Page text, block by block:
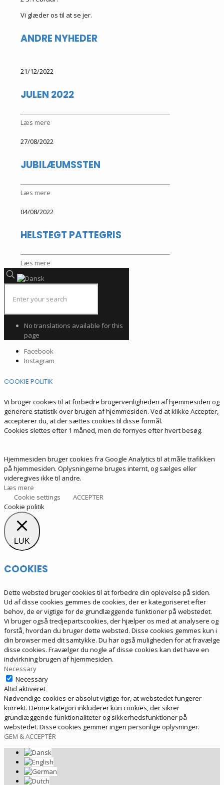
Vi glæder os til at se jer.
ANDRE NYHEDER
21/12/2022
JULEN 2022
Læs mere
27/08/2022
JUBILÆUMSSTEN
Læs mere
04/08/2022
HELSTEGT PATTEGRIS
Læs mere
No translations available for this
page
Facebook
Instagram
COOKIE POLITIK
Vi bruger cookies til at forbedre brugervenligheden af hjemmesiden og
generere statistik over brugen af hjemmesiden. Ved at klikke Accepter,
accepterer du, at der sættes cookies til disse formål.
Cookies slettes efter 1 måned, men de fornyes efter hvert besøg.
Hjemmesiden bruger cookies fra Google Analytics til at måle trafikken
på hjemmesiden. Oplysningerne bruges internt, og sælges eller
videregives ikke til andre.
Læs mere
Cookie settings
ACCEPTER
Cookie politik
LUK
COOKIES
Dette websted bruger cookies til at forbedre din oplevelse på siden.
Ud af disse cookies gemmes de cookies, der er kategoriseret efter
behov, de er vigtige for de grundlæggende funktioner på webstedet.
Vi bruger også tredjepartscookies, der hjælper os med at analysere og
forstå, hvordan du bruger dette websted. Disse cookies gemmes kun i
din browser med dit samtykke. Du har også muligheden for at fravælge
disse cookies. Fravælger du nogle af disse cookies kan det have en
indvirkning brugen af hjemmesiden.
Necessary
Necessary
Altid aktiveret
Nødvendige cookies er absolut vigtige for, at webstedet fungerer
korrekt. Denne kategori inkluderer kun cookies, der sikrer
grundlæggende funktionaliteter og sikkerhedsfunktioner på
webstedet. Disse cookies gemmer ingen personlige oplysninger.
GEM & ACCEPTÈR